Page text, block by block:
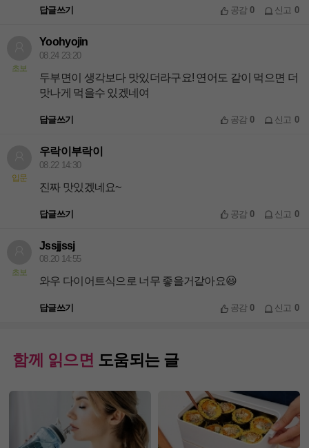
답글쓰기 공감0 신고 0
초보
Yoohyojin
08.24 23:20
두부면이 생각보다 맛있더라구요! 연어도 같이 먹으면 더
맛나게 먹을수 있겠네여
답글쓰기 공감0 신고 0
입문
우락이부락이
08.22 14:30
진짜 맛있겠네요~
답글쓰기 공감0 신고 0
초보
Jssjjssj
08.20 14:55
와우 다이어트식으로 너무 좋을거같아요😃
답글쓰기 공감0 신고 0
함께 읽으면 도움되는 글